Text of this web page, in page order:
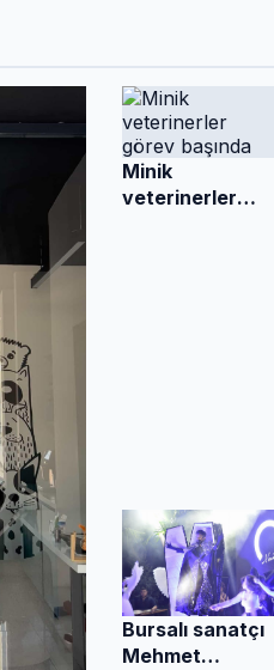
Minik
veterinerler
Bursalı sanatçı
Mehmet